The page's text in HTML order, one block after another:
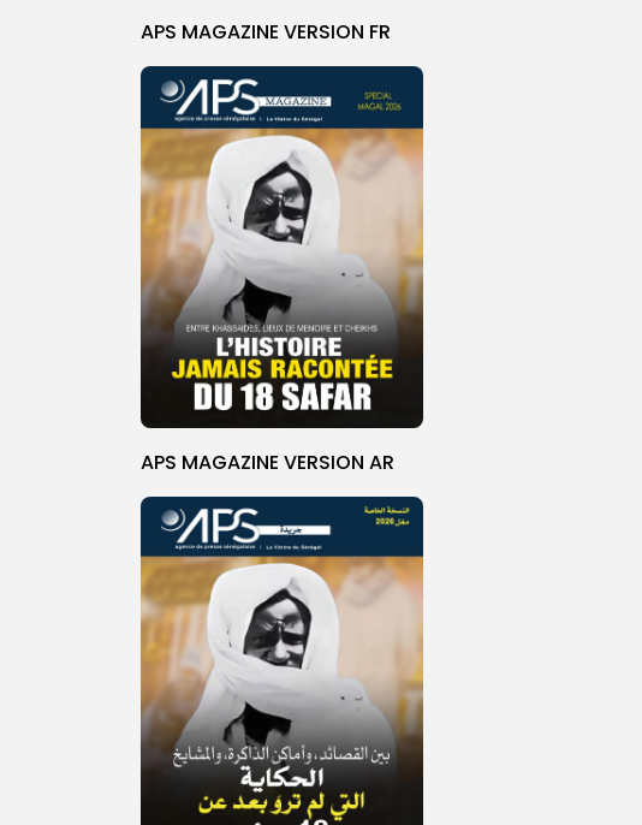
APS MAGAZINE VERSION FR
APS MAGAZINE VERSION AR